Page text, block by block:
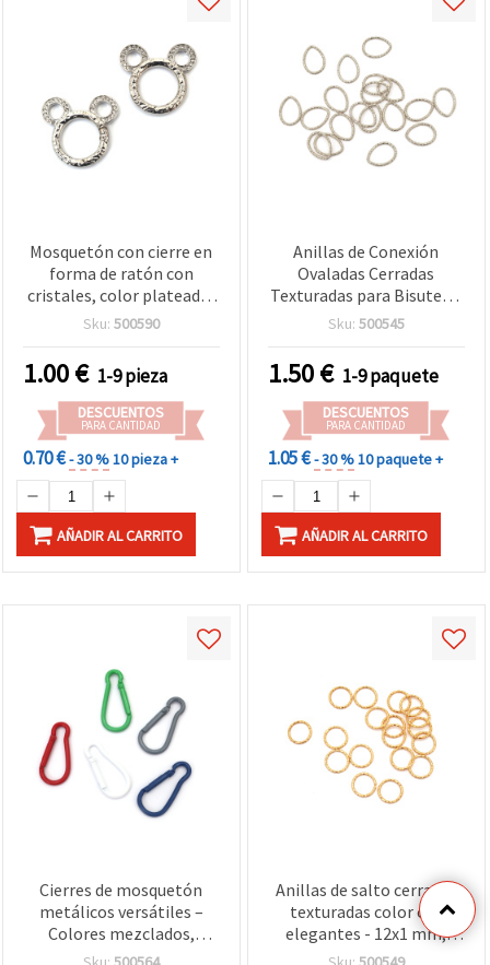
Mosquetón con cierre en
forma de ratón con
cristales, color plateado,
38x35x4 mm, para
Sku: 500590
1.00€ 1-9 pieza
DESCUENTOS
PARA CANTIDAD
0.70 €- 30 %10 pieza +
AÑADIR AL CARRITO
Anillas de Conexión
Ovaladas Cerradas
Texturadas para Bisutería
y Manualidades, 14x18x1
Sku: 500545
1.50€ 1-9 paquete
DESCUENTOS
PARA CANTIDAD
1.05 €- 30 %10 paquete +
AÑADIR AL CARRITO
Cierres de mosquetón
metálicos versátiles –
Colores mezclados,
46x22x3 mm, Set de 5 para
Anillas de salto cerradas
texturadas color oro
elegantes - 12x1 mm,
pack de 50 para bisutería